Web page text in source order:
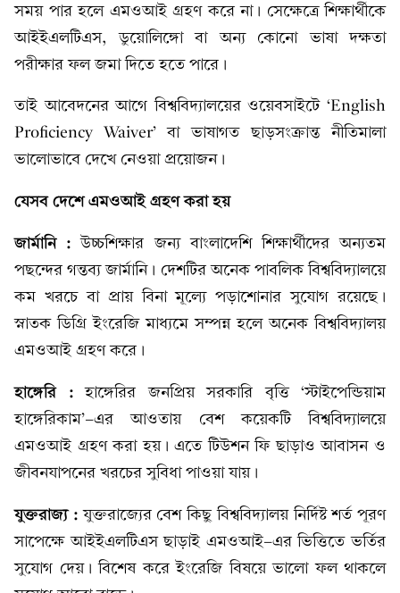
সময় পার হলে এমওআই গ্রহণ করে না। সেক্ষেত্রে শিক্ষার্থীকে
আইইএলটিএস, ডুয়োলিঙ্গো বা অন্য কোনো ভাষা দক্ষতা
পরীক্ষার ফল জমা দিতে হতে পারে।
তাই আবেদনের আগে বিশ্ববিদ্যালয়ের ওয়েবসাইটে ‘English
Proficiency Waiver’ বা ভাষাগত ছাড়সংক্রান্ত নীতিমালা
ভালোভাবে দেখে নেওয়া প্রয়োজন।
যেসব দেশে এমওআই গ্রহণ করা হয়
জার্মানি :উচ্চশিক্ষার জন্য বাংলাদেশি শিক্ষার্থীদের অন্যতম
পছন্দের গন্তব্য জার্মানি। দেশটির অনেক পাবলিক বিশ্ববিদ্যালয়ে
কম খরচে বা প্রায় বিনা মূল্যে পড়াশোনার সুযোগ রয়েছে।
স্নাতক ডিগ্রি ইংরেজি মাধ্যমে সম্পন্ন হলে অনেক বিশ্ববিদ্যালয়
এমওআই গ্রহণ করে।
হাঙ্গেরি :হাঙ্গেরির জনপ্রিয় সরকারি বৃত্তি ‘স্টাইপেন্ডিয়াম
হাঙ্গেরিকাম’-এর আওতায় বেশ কয়েকটি বিশ্ববিদ্যালয়ে
এমওআই গ্রহণ করা হয়। এতে টিউশন ফি ছাড়াও আবাসন ও
জীবনযাপনের খরচের সুবিধা পাওয়া যায়।
যুক্তরাজ্য :যুক্তরাজ্যের বেশ কিছু বিশ্ববিদ্যালয় নির্দিষ্ট শর্ত পূরণ
সাপেক্ষে আইইএলটিএস ছাড়াই এমওআই-এর ভিত্তিতে ভর্তির
সুযোগ দেয়। বিশেষ করে ইংরেজি বিষয়ে ভালো ফল থাকলে